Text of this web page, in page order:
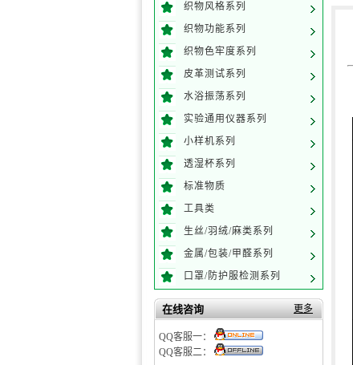
织物风格系列
织物功能系列
织物色牢度系列
皮革测试系列
水浴振荡系列
实验通用仪器系列
小样机系列
透湿杯系列
标准物质
工具类
生丝/羽绒/麻类系列
金属/包装/甲醛系列
口罩/防护服检测系列
更多
在线咨询
QQ客服一：
QQ客服二：